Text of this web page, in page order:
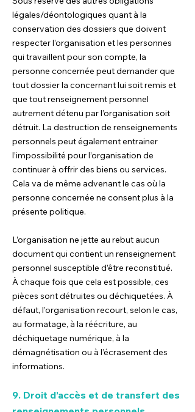
légales/déontologiques quant à la
conservation des dossiers que doivent
respecter l’organisation et les personnes
qui travaillent pour son compte, la
personne concernée peut demander que
tout dossier la concernant lui soit remis et
que tout renseignement personnel
autrement détenu par l’organisation soit
détruit. La destruction de renseignements
personnels peut également entrainer
l’impossibilité pour l’organisation de
continuer à offrir des biens ou services.
Cela va de même advenant le cas où la
personne concernée ne consent plus à la
présente politique.
L’organisation ne jette au rebut aucun
document qui contient un renseignement
personnel susceptible d’être reconstitué.
À chaque fois que cela est possible, ces
pièces sont détruites ou déchiquetées. À
défaut, l’organisation recourt, selon le cas,
au formatage, à la réécriture, au
déchiquetage numérique, à la
démagnétisation ou à l’écrasement des
informations.
9. Droit d’accès et de transfert des